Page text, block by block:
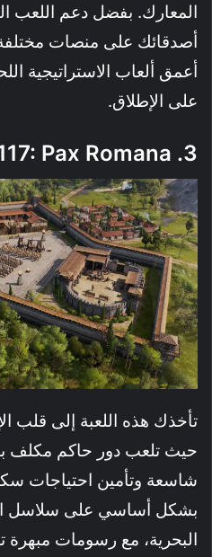
المعارك. بفضل دعم اللعب
أصدقائك على منصات
على الإطلاق.
3. Anno 117: Pax Romana
تأخذك هذه اللعبة إلى قلب
حيث تلعب دور حاكم مكلف
شاسعة وتأمين احتياجات
بشكل أساسي على سلاسل
البحرية، مع رسومات مبهرة